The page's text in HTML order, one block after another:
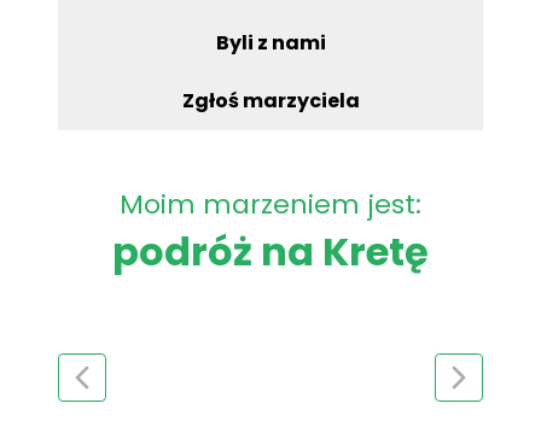
Byli z nami
Zgłoś marzyciela
Moim marzeniem jest:
podróż na Kretę